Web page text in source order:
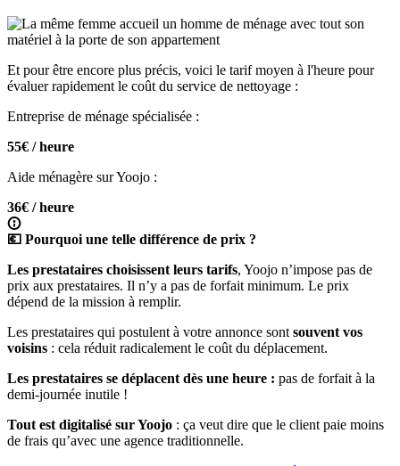
Et pour être encore plus précis, voici le tarif moyen à l'heure pour
évaluer rapidement le coût du service de nettoyage :
Entreprise de ménage spécialisée :
55€ / heure
Aide ménagère sur Yoojo :
36€ / heure
💶 Pourquoi une telle différence de prix ?
Les prestataires choisissent leurs tarifs, Yoojo n’impose pas de
prix aux prestataires. Il n’y a pas de forfait minimum. Le prix
dépend de la mission à remplir.
Les prestataires qui postulent à votre annonce sontsouvent vos
voisins : cela réduit radicalement le coût du déplacement.
Les prestataires se déplacent dès une heure : pas de forfait à la
demi-journée inutile !
Tout est digitalisé sur Yoojo : ça veut dire que le client paie moins
de frais qu’avec une agence traditionnelle.